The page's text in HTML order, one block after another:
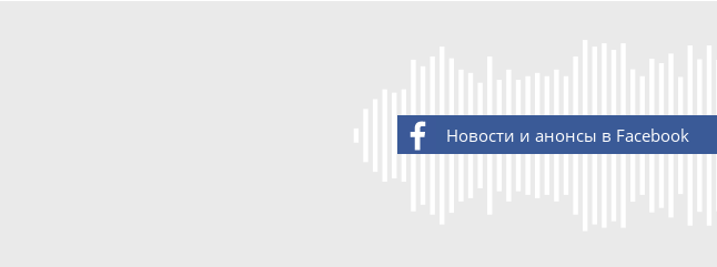
Новости и анонсы в Facebook